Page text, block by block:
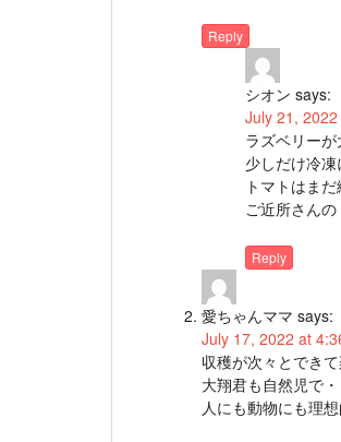
Reply
シオン says:
July 21,
ラズベリー
少しだけ冷
トマトはまだ
ご近所さん
Reply
愛ちゃんママ says:
July 17, 2022 at
収穫が次々とでき
大翔君も自然児で・
人にも動物にも理